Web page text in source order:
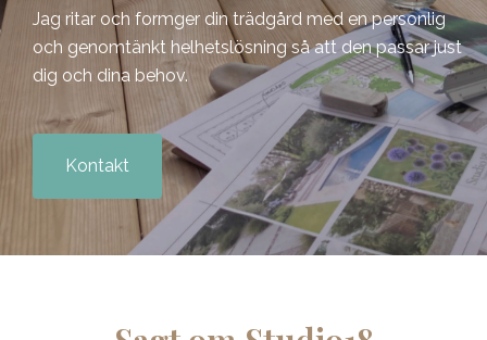
Jag ritar och formger din trädgård med en personlig
och genomtänkt helhetslösning så att den passar just
dig och dina behov.
Kontakt